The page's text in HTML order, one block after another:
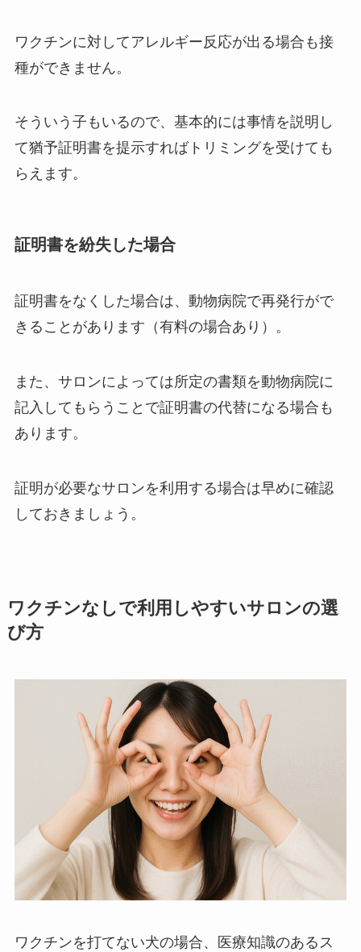
ワクチンに対してアレルギー反応が出る場合も接
種ができません。
そういう子もいるので、基本的には事情を説明し
て猶予証明書を提示すればトリミングを受けても
らえます。
証明書を紛失した場合
証明書をなくした場合は、動物病院で再発行がで
きることがあります（有料の場合あり）。
また、サロンによっては所定の書類を動物病院に
記入してもらうことで証明書の代替になる場合も
あります。
証明が必要なサロンを利用する場合は早めに確認
しておきましょう。
ワクチンなしで利用しやすいサロンの選
び方
ワクチンを打てない犬の場合、医療知識のあるス